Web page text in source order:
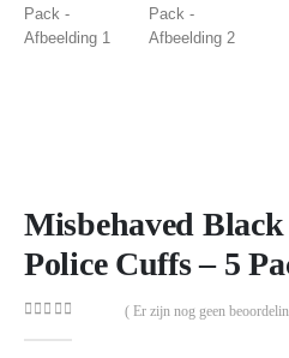
Misbehaved
Police Cuffs – 5
( Er zijn nog geen